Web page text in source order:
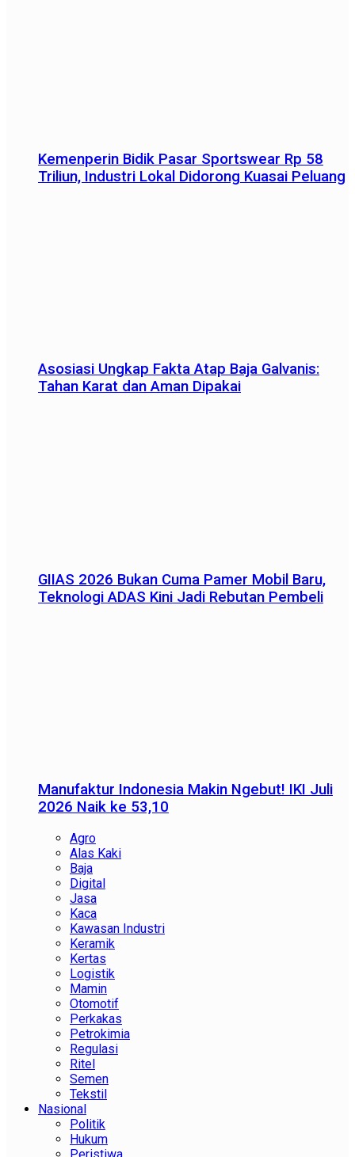
Kemenperin Bidik Pasar Sportswear Rp 58
Triliun, Industri Lokal Didorong Kuasai Peluang
Asosiasi Ungkap Fakta Atap Baja Galvanis:
Tahan Karat dan Aman Dipakai
GIIAS 2026 Bukan Cuma Pamer Mobil Baru,
Teknologi ADAS Kini Jadi Rebutan Pembeli
Manufaktur Indonesia Makin Ngebut! IKI Juli
2026 Naik ke 53,10
Agro
Alas Kaki
Baja
Digital
Jasa
Kaca
Kawasan Industri
Keramik
Kertas
Logistik
Mamin
Otomotif
Perkakas
Petrokimia
Regulasi
Ritel
Semen
Tekstil
Nasional
Politik
Hukum